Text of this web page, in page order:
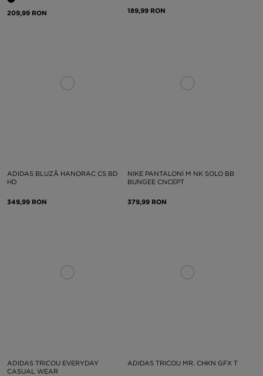
209,99 RON 189,99 RON
ADIDAS BLUZĂ HANORAC CS BD
HD
349,99 RON
NIKE PANTALONI M NK SOLO BB
BUNGEE CNCEPT
379,99 RON
ADIDAS TRICOU EVERYDAY
CASUAL WEAR
ADIDAS TRICOU MR. CHKN GFX T